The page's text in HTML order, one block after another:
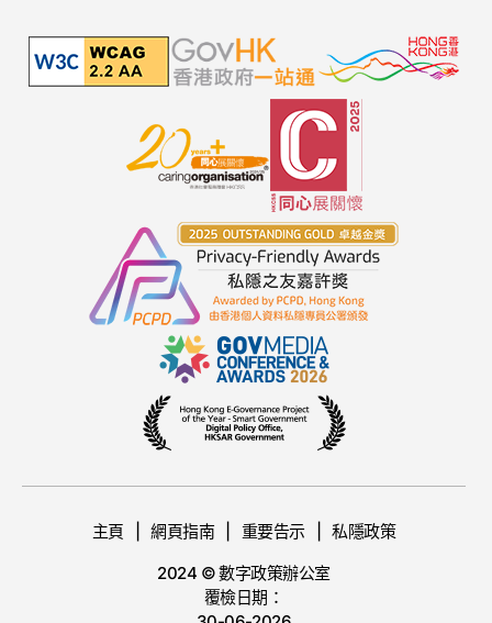
主頁 網頁指南 重要告示
私隱政策
2024 © 數字政策辦公室
覆檢日期：